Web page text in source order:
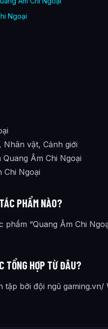
Ngoại
Nhân vật, Cảnh giới
Âm Chi Ngoại
Chi Ngoại
PHẨM NÀO?
“Quang Âm Chi
TỔNG HỢP TỪ ĐÂU?
tập bởi đội ngũ